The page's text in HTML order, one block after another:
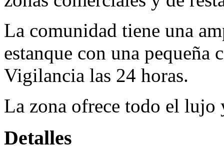
La comunidad tiene una
estanque con una pequeña
Vigilancia las 24 horas.
La zona ofrece todo el
Detalles